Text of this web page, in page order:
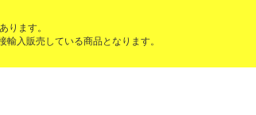
ります。
入販売している商品となります。